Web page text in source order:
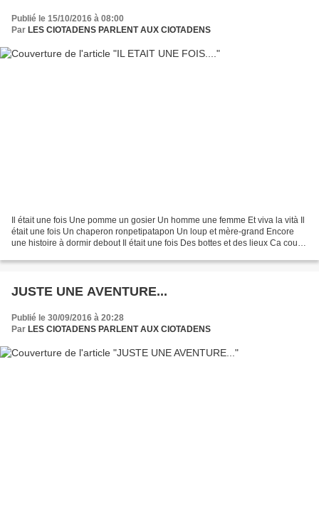
Publié le 15/10/2016 à 08:00
Par LES CIOTADENS PARLENT AUX CIOTADENS
Il était une fois Une pomme un gosier Un homme une femme Et viva la vità Il
était une fois Un chaperon ronpetipatapon Un loup et mère-grand Encore
une histoire à dormir debout Il était une fois Des bottes et des lieux Ca court
JUSTE UNE AVENTURE...
Publié le 30/09/2016 à 20:28
Par LES CIOTADENS PARLENT AUX CIOTADENS